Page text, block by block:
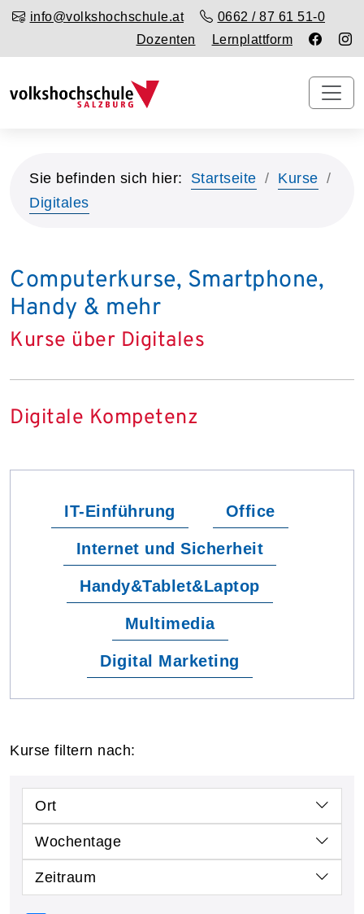
info@volkshochschule.at
0662 / 87 61 51-0
Dozenten
Lernplattform
Sie befinden sich hier: Startseite
Kurse
Digitales
Computerkurse, Smartphone,
Handy & mehr
Kurse über Digitales
Digitale Kompetenz
IT-Einführung Office
Internet und Sicherheit
Handy&Tablet&Laptop
Multimedia
Digital Marketing
Kurse filtern nach:
Ort
Wochentage
Zeitraum